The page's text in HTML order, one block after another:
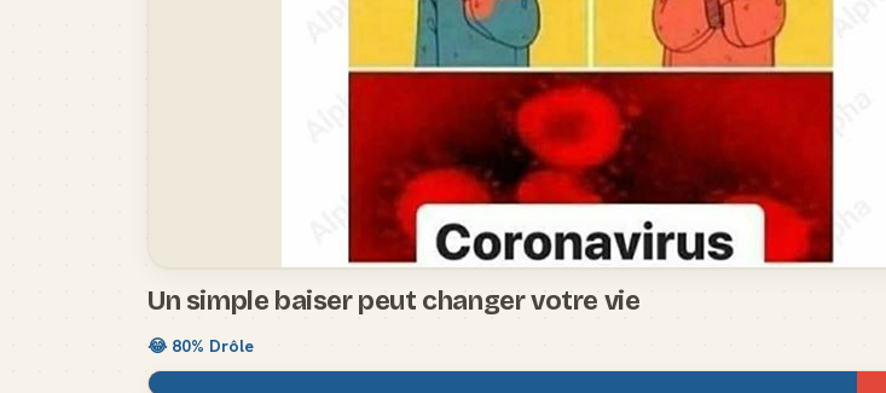
Un simple baiser peut changer votre vie
😂 80% Drôle